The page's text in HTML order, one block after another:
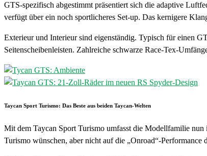
GTS-spezifisch abgestimmt präsentiert sich die adaptive
verfügt über ein noch sportlicheres Set-up. Das kernigere
Exterieur und Interieur sind eigenständig. Typisch für einen
Seitenscheibenleisten. Zahlreiche schwarze Race-Tex-
Taycan Sport Turismo: Das Beste aus beiden Taycan-Welten
Mit dem Taycan Sport Turismo umfasst die Modellfamilie nun
Turismo wünschen, aber nicht auf die „Onroad“-Performance